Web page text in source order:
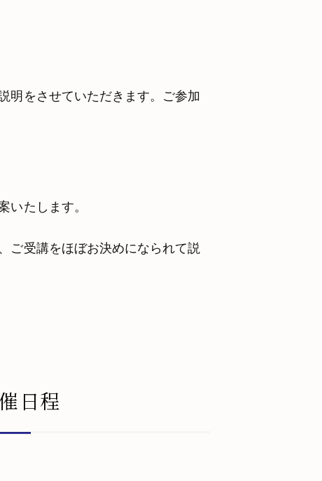
明をさせていただきます。ご参加
たします。
ご受講をほぼお決めになられて説
日程